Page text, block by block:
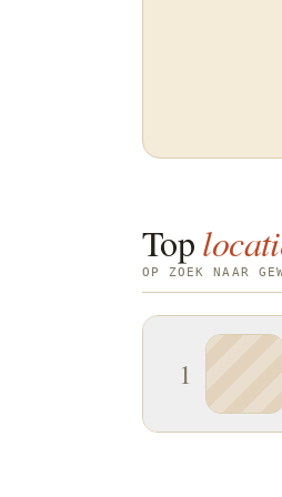
Top
OP ZOEK NAAR
1